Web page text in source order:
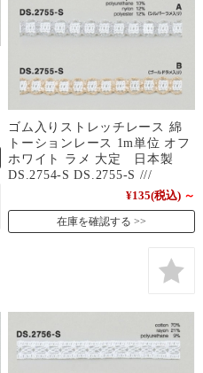
ゴム入りストレッチレース 綿
トーションレース 1m単位 オフ
ホワイト ラメ 大定 日本製
DS.2754-S DS.2755-S ///
¥135(税込) ～
在庫を確認する